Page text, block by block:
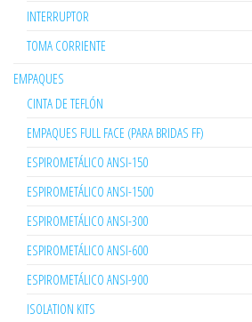
INTERRUPTOR
TOMA CORRIENTE
EMPAQUES
CINTA DE TEFLÓN
EMPAQUES FULL FACE (PARA BRIDAS FF)
ESPIROMETÁLICO ANSI-150
ESPIROMETÁLICO ANSI-1500
ESPIROMETÁLICO ANSI-300
ESPIROMETÁLICO ANSI-600
ESPIROMETÁLICO ANSI-900
ISOLATION KITS